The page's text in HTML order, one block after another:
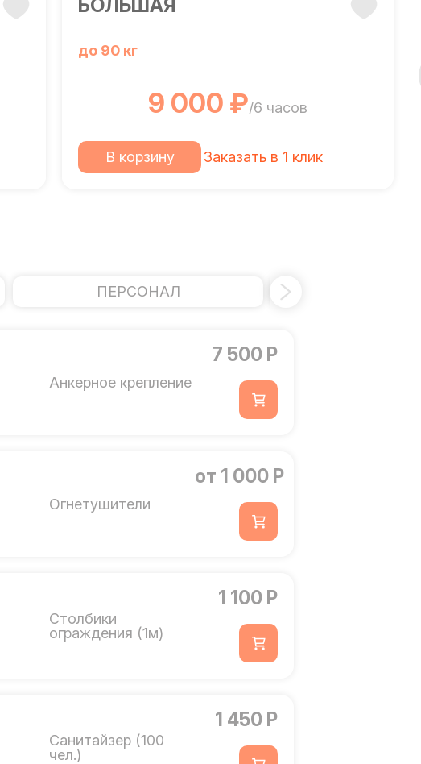
БОЛЬШАЯ
до 90 кг
9 000 ₽/6 часов
В корзину Заказать в 1 клик
ПЕРСОНАЛ
Анкерное крепление
7 500 Р
Огнетушители
от 1 000 Р
Столбики
ограждения (1м)
1 100 Р
Санитайзер (100
чел.)
1 450 Р